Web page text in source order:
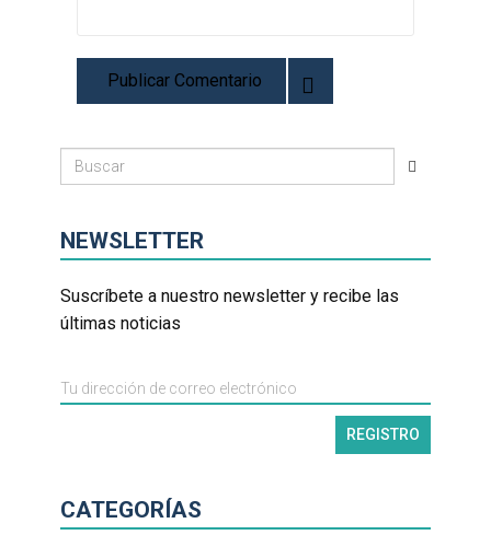
NEWSLETTER
Suscríbete a nuestro newsletter y recibe las
últimas noticias
CATEGORÍAS